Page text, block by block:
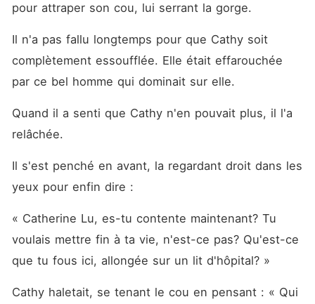
pour attraper son cou, lui serrant la gorge.
Il n'a pas fallu longtemps pour que Cathy soit
complètement essoufflée. Elle était effarouchée
par ce bel homme qui dominait sur elle.
Quand il a senti que Cathy n'en pouvait plus, il l'a
relâchée.
Il s'est penché en avant, la regardant droit dans les
yeux pour enfin dire :
« Catherine Lu, es-tu contente maintenant? Tu
voulais mettre fin à ta vie, n'est-ce pas? Qu'est-ce
que tu fous ici, allongée sur un lit d'hôpital? »
Cathy haletait, se tenant le cou en pensant : « Qui